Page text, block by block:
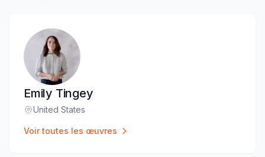
Emily Tingey
Lieu:
United States
Voir toutes les œuvres